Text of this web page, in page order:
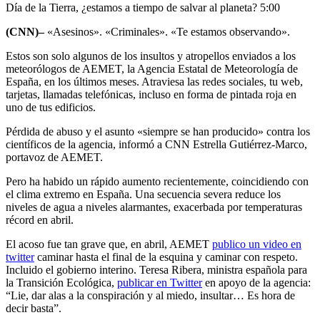
Día de la Tierra, ¿estamos a tiempo de salvar al planeta? 5:00
(CNN)–«Asesinos». «Criminales». «Te estamos observando».
Estos son solo algunos de los insultos y atropellos enviados a los
meteorólogos de AEMET, la Agencia Estatal de Meteorología de
España, en los últimos meses. Atraviesa las redes sociales, tu web,
tarjetas, llamadas telefónicas, incluso en forma de pintada roja en
uno de tus edificios.
Pérdida de abuso y el asunto «siempre se han producido» contra los
científicos de la agencia, informó a CNN Estrella Gutiérrez-Marco,
portavoz de AEMET.
Pero ha habido un rápido aumento recientemente, coincidiendo con
el clima extremo en España. Una secuencia severa reduce los
niveles de agua a niveles alarmantes, exacerbada por temperaturas
récord en abril.
El acoso fue tan grave que, en abril, AEMET publico un video en
twittercaminar hasta el final de la esquina y caminar con respeto.
Incluido el gobierno interino. Teresa Ribera, ministra española para
la Transición Ecológica, publicar en Twitteren apoyo de la agencia:
“Lie, dar alas a la conspiración y al miedo, insultar… Es hora de
decir basta”.